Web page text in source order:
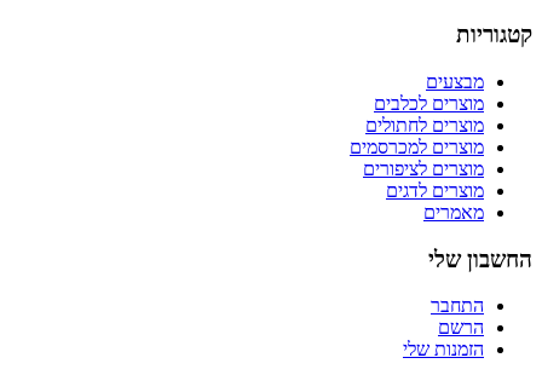
קטגוריות
מבצעים
מוצרים לכלבים
מוצרים לחתולים
מוצרים למכרסמים
מוצרים לציפורים
מוצרים לדגים
מאמרים
החשבון שלי
התחבר
הרשם
הזמנות שלי